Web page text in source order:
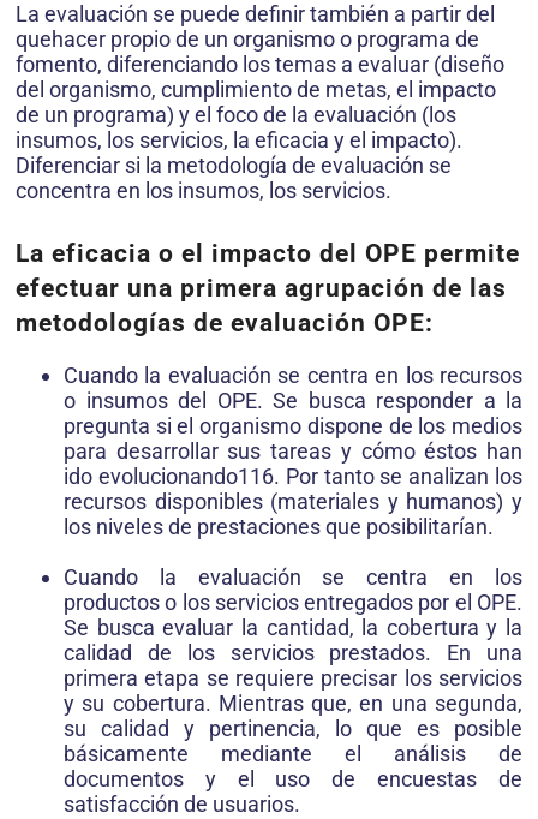
La evaluación se puede definir también a partir del
quehacer propio de un organismo o programa de
fomento, diferenciando los temas a evaluar (diseño
del organismo, cumplimiento de metas, el impacto
de un programa) y el foco de la evaluación (los
insumos, los servicios, la eficacia y el impacto).
Diferenciar si la metodología de evaluación se
concentra en los insumos, los servicios.
La eficacia o el impacto del OPE permite
efectuar una primera agrupación de las
metodologías de evaluación OPE:
Cuando la evaluación se centra en los recursos
o insumos del OPE. Se busca responder a la
pregunta si el organismo dispone de los medios
para desarrollar sus tareas y cómo éstos han
ido evolucionando116. Por tanto se analizan los
recursos disponibles (materiales y humanos) y
los niveles de prestaciones que posibilitarían.
Cuando la evaluación se centra en los
productos o los servicios entregados por el OPE.
Se busca evaluar la cantidad, la cobertura y la
calidad de los servicios prestados. En una
primera etapa se requiere precisar los servicios
y su cobertura. Mientras que, en una segunda,
su calidad y pertinencia, lo que es posible
básicamente mediante el análisis de
documentos y el uso de encuestas de
satisfacción de usuarios.